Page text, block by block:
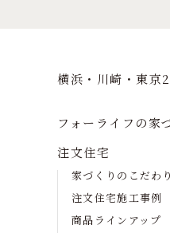
横浜・川崎・東京
フォーライフの家
注文住宅
家づくりのこだわり
注文住宅施工事例
商品ラインアップ